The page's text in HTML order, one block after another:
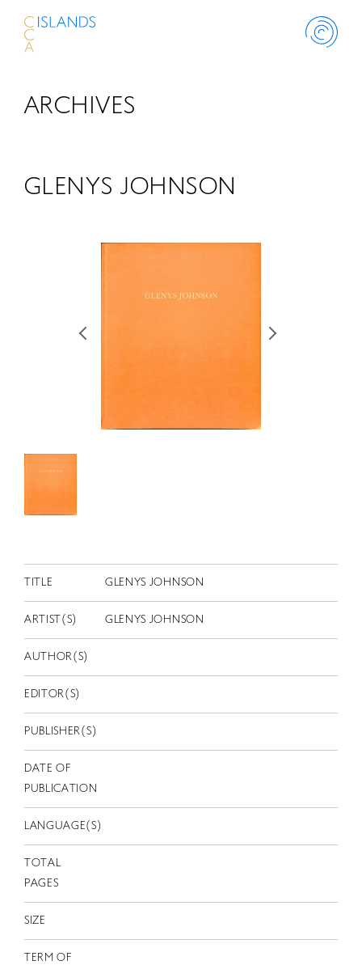
ABOUT
SCHOLARSHIP
CONTACT
JP
EN
ARCHIVES
GLENYS JOHNSON
TITLE GLENYS JOHNSON
ARTIST(S) GLENYS JOHNSON
AUTHOR(S)
EDITOR(S)
PUBLISHER(S)
DATE OF
PUBLICATION
LANGUAGE(S)
TOTAL
PAGES
SIZE
TERM OF